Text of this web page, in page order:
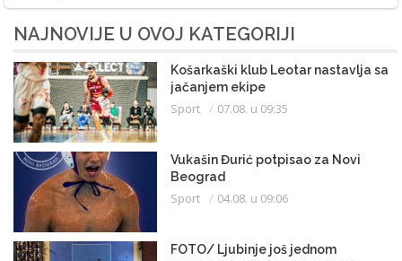
NAJNOVIJE U OVOJ KATEGORIJI
Košarkaški klub Leotar nastavlja sa
jačanjem ekipe
Sport 07.08. u 09:35
Vukašin Đurić potpisao za Novi
Beograd
Sport 04.08. u 09:06
FOTO/ Ljubinje još jednom